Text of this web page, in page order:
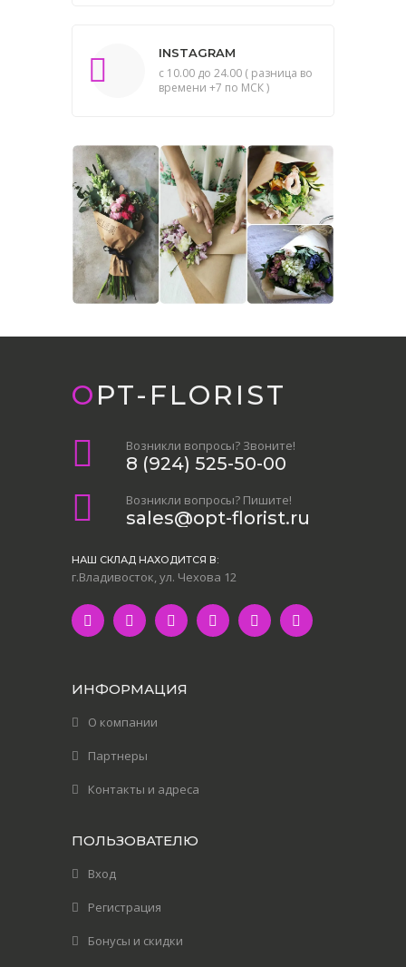
INSTAGRAM
с 10.00 до 24.00 ( разница во
времени +7 по МСК )
OPT-FLORIST
Возникли вопросы? Звоните!
8 (924) 525-50-00
Возникли вопросы? Пишите!
sales@opt-florist.ru
НАШ СКЛАД НАХОДИТСЯ В:
г.Владивосток, ул. Чехова 12
ИНФОРМАЦИЯ
О компании
Партнеры
Контакты и адреса
ПОЛЬЗОВАТЕЛЮ
Вход
Регистрация
Бонусы и скидки